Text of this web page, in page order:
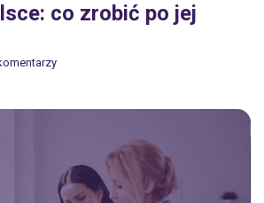
co zrobić po jej